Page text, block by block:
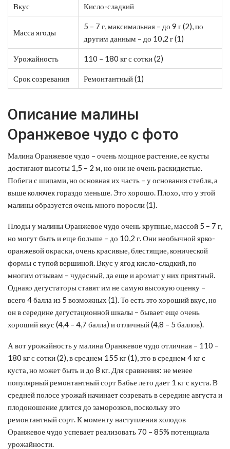
Вкус Кисло-сладкий
Масса ягоды
5 – 7 г, максимальная – до 9 г (2), по
другим данным – до 10,2 г (1)
Урожайность 110 – 180 кг с сотки (2)
Срок созревания Ремонтантный (1)
Описание малины
Оранжевое чудо с фото
Малина Оранжевое чудо – очень мощное растение, ее кусты
достигают высоты 1,5 – 2 м, но они не очень раскидистые.
Побеги с шипами, но основная их часть – у основания стебля, а
выше колючек гораздо меньше. Это хорошо. Плохо, что у этой
малины образуется очень много поросли (1).
Плоды у малины Оранжевое чудо очень крупные, массой 5 – 7 г,
но могут быть и еще больше – до 10,2 г. Они необычной ярко-
оранжевой окраски, очень красивые, блестящие, конической
формы с тупой вершиной. Вкус у ягод кисло-сладкий, по
многим отзывам – чудесный, да еще и аромат у них приятный.
Однако дегустаторы ставят им не самую высокую оценку –
всего 4 балла из 5 возможных (1). То есть это хороший вкус, но
он в середине дегустационной шкалы – бывает еще очень
хороший вкус (4,4 – 4,7 балла) и отличный (4,8 – 5 баллов).
А вот урожайность у малина Оранжевое чудо отличная – 110 –
180 кг с сотки (2), в среднем 155 кг (1), это в среднем 4 кг с
куста, но может быть и до 8 кг. Для сравнения: не менее
популярный ремонтантный сорт Бабье лето дает 1 кг с куста. В
средней полосе урожай начинает созревать в середине августа и
плодоношение длится до заморозков, поскольку это
ремонтантный сорт. К моменту наступления холодов
Оранжевое чудо успевает реализовать 70 – 85% потенциала
урожайности.